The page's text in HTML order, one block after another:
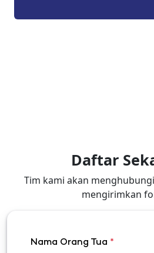
Daftar
Tim kami akan
mengirimkan
Nama Orang Tua *